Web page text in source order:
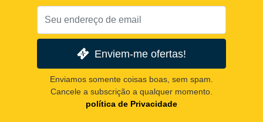
Enviem-me ofertas!
Enviamos somente coisas boas, sem spam.
Cancele a subscrição a qualquer momento.
política de Privacidade